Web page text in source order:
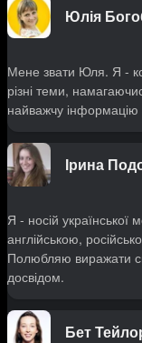
Юлія
Мене звати Юля. Я -
різні теми,
найважчу інформацію
Ірина
Я - носій української
англійською,
Полюбляю виражати
досвідом.
Бет